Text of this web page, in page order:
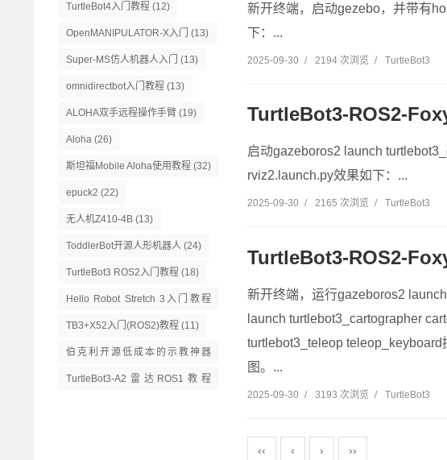
TurtleBot4入门教程 (12)
OpenMANIPULATOR-X入门 (13)
Super-MS仿人机器人入门 (13)
omnidirectbot入门教程 (13)
ALOHA双手远程操作手臂 (19)
Aloha (26)
斯坦福Mobile Aloha使用教程 (32)
epuck2 (22)
无人机Z410-4B (13)
ToddlerBot开源人形机器人 (24)
TurtleBot3 ROS2入门教程 (18)
Hello Robot Stretch 3入门教程
(14)
TB3+X52入门(ROS2)教程 (11)
伯克利开源低成本的示教神器
GELLO(13)
TurtleBot3-A2雷达ROS1教程
新开终端，启动gezebo，并带有
下：...
2025-09-30 / 2194 次浏览 / TurtleBot3
TurtleBot3-ROS2-
启动gazeboros2 launch
rviz2.launch.py效果如下：...
2025-09-30 / 2165 次浏览 / TurtleBot3
TurtleBot3-ROS2-
新开终端，运行gazeboros2
launch turtlebot3_cartographer
turtlebot3_teleop
图。...
2025-09-30 / 3193 次浏览 / TurtleBot3
‹‹ ‹ › ››